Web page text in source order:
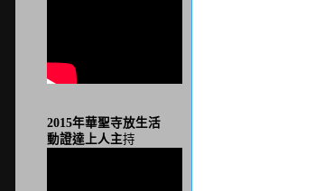
2015年華聖寺放生活
動證達上人主持